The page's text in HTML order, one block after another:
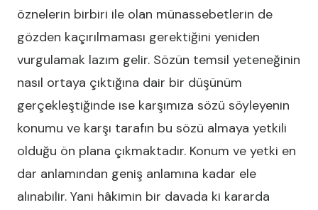
öznelerin birbiri ile olan münassebetlerin de
gözden kaçırılmaması gerektiğini yeniden
vurgulamak lazım gelir. Sözün temsil yeteneğinin
nasıl ortaya çıktığına dair bir düşünüm
gerçekleştiğinde ise karşımıza sözü söyleyenin
konumu ve karşı tarafın bu sözü almaya yetkili
olduğu ön plana çıkmaktadır. Konum ve yetki en
dar anlamından geniş anlamına kadar ele
alınabilir. Yani hâkimin bir davada ki kararda